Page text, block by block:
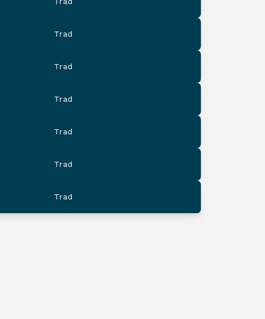
Trad
Trad
Trad
Trad
Trad
Trad